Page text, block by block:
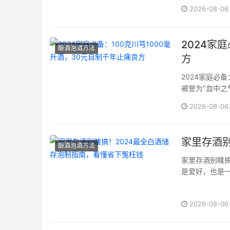
庭养生提供了
2026-08-06
酿酒泡酒方法
2024家庭
方
2024家庭必备
被誉为"血中
朴素的原料，
2026-08-06
酿酒泡酒方法 家里存酒
家里存酒别瞎
是爱好，也是
酒、品酒那些事
2026-08-06